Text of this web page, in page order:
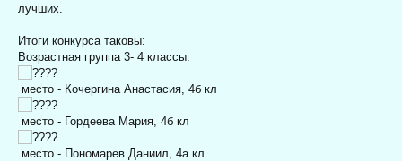
лучших.
Итоги конкурса таковы:
Возрастная группа 3- 4 классы:
место - Кочергина Анастасия, 4б кл
место - Гордеева Мария, 4б кл
место - Пономарев Даниил, 4а кл